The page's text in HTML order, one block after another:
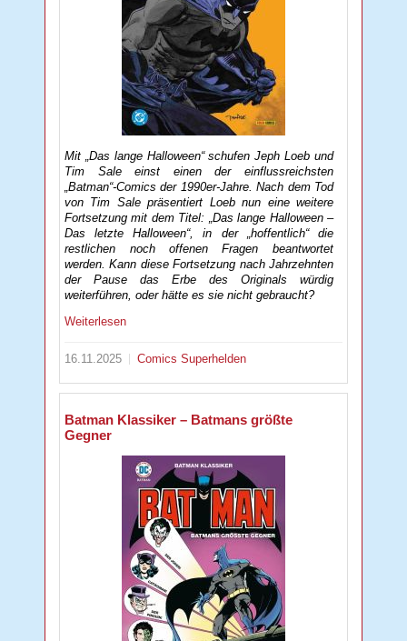
Mit „Das lange Halloween“ schufen Jeph Loeb und
Tim Sale einst einen der einflussreichsten
„Batman“-Comics der 1990er-Jahre. Nach dem Tod
von Tim Sale präsentiert Loeb nun eine weitere
Fortsetzung mit dem Titel: „Das lange Halloween –
Das letzte Halloween“, in der „hoffentlich“ die
restlichen noch offenen Fragen beantwortet
werden. Kann diese Fortsetzung nach Jahrzehnten
der Pause das Erbe des Originals würdig
weiterführen, oder hätte es sie nicht gebraucht?
Weiterlesen
16.11.2025 ComicsSuperhelden
Batman Klassiker – Batmans größte
Gegner